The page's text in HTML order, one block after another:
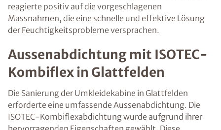
reagierte positiv auf die vorgeschlagenen
Massnahmen, die eine schnelle und effektive Lösung
der Feuchtigkeitsprobleme versprachen.
Aussenabdichtung mit ISOTEC-
Kombiflex in Glattfelden
Die Sanierung der Umkleidekabine in Glattfelden
erforderte eine umfassende Aussenabdichtung. Die
ISOTEC-Kombiflexabdichtung wurde aufgrund ihrer